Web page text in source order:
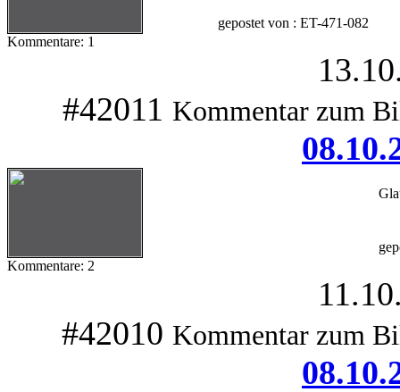
Kommentare: 1
gepostet von : ET-471-082
#42011 Kommentar zum
Kommentare: 2
#42010 Kommentar zum